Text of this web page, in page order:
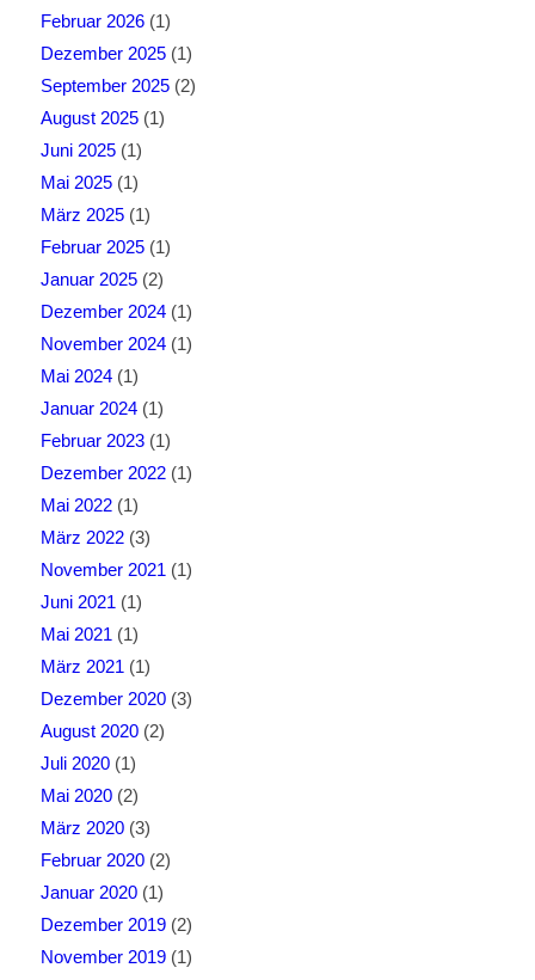
Februar 2026(1)
Dezember 2025(1)
September 2025(2)
August 2025(1)
Juni 2025(1)
Mai 2025(1)
März 2025(1)
Februar 2025(1)
Januar 2025(2)
Dezember 2024(1)
November 2024(1)
Mai 2024(1)
Januar 2024(1)
Februar 2023(1)
Dezember 2022(1)
Mai 2022(1)
März 2022(3)
November 2021 (1)
Juni 2021 (1)
Mai 2021 (1)
März 2021 (1)
Dezember 2020(3)
August 2020(2)
Juli 2020(1)
Mai 2020(2)
März 2020(3)
Februar 2020(2)
Januar 2020(1)
Dezember 2019(2)
November 2019(1)